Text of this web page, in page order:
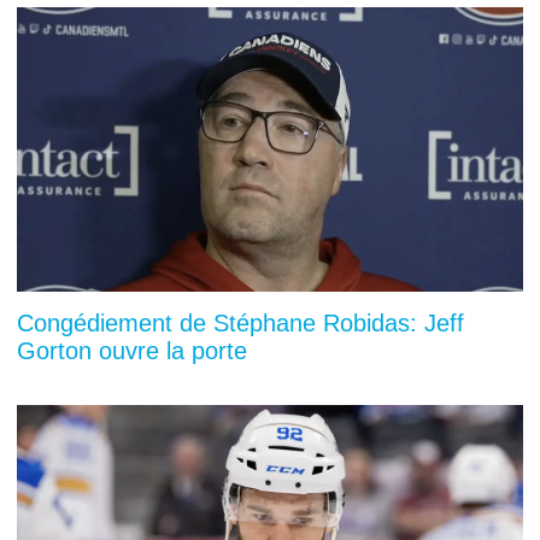
Congédiement de Stéphane Robidas: Jeff
Gorton ouvre la porte